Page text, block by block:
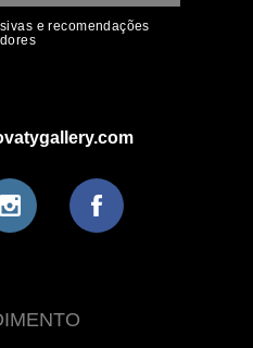
e recomendações